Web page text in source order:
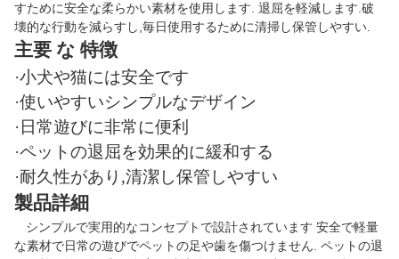
すために安全な柔らかい素材を使用します. 退屈を軽減します.破
壊的な行動を減らすし,毎日使用するために清掃し保管しやすい.
主要 な 特徴
·小犬や猫には安全です
·使いやすいシンプルなデザイン
·日常遊びに非常に便利
·ペットの退屈を効果的に緩和する
·耐久性があり,清潔し保管しやすい
製品詳細
シンプルで実用的なコンセプトで設計されています 安全で軽量
な素材で日常の遊びでペットの足や歯を傷つけません. ペットの退